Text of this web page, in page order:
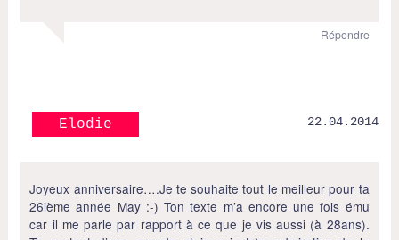
Répondre
Elodie 22.04.2014
Joyeux anniversaire….Je te souhaite tout le meilleur pour ta
26ième année May :-) Ton texte m’a encore une fois ému
car il me parle par rapport à ce que je vis aussi (à 28ans).